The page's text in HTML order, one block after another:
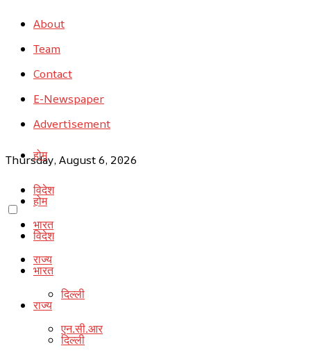
About
Team
Contact
E-Newspaper
Advertisement
Thursday, August 6, 2026
होम
विदेश
भारत
राज्य
दिल्ली
एन.सी.आर
होम
विदेश
भारत
राज्य
दिल्ली